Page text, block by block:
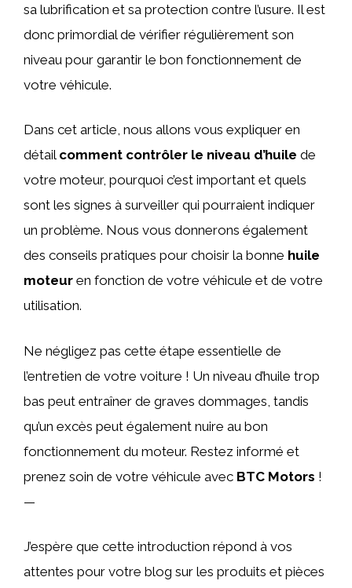
sa lubrification et sa protection contre l’usure. Il est
donc primordial de vérifier régulièrement son
niveau pour garantir le bon fonctionnement de
votre véhicule.
Dans cet article, nous allons vous expliquer en
détail comment contrôler le niveau d’huile de
votre moteur, pourquoi c’est important et quels
sont les signes à surveiller qui pourraient indiquer
un problème. Nous vous donnerons également
des conseils pratiques pour choisir la bonne huile
moteur en fonction de votre véhicule et de votre
utilisation.
Ne négligez pas cette étape essentielle de
l’entretien de votre voiture ! Un niveau d’huile trop
bas peut entraîner de graves dommages, tandis
qu’un excès peut également nuire au bon
fonctionnement du moteur. Restez informé et
prenez soin de votre véhicule avec BTC Motors !
—
J’espère que cette introduction répond à vos
attentes pour votre blog sur les produits et pièces